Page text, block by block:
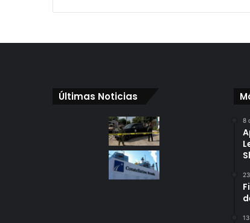
Últimas Noticias
8